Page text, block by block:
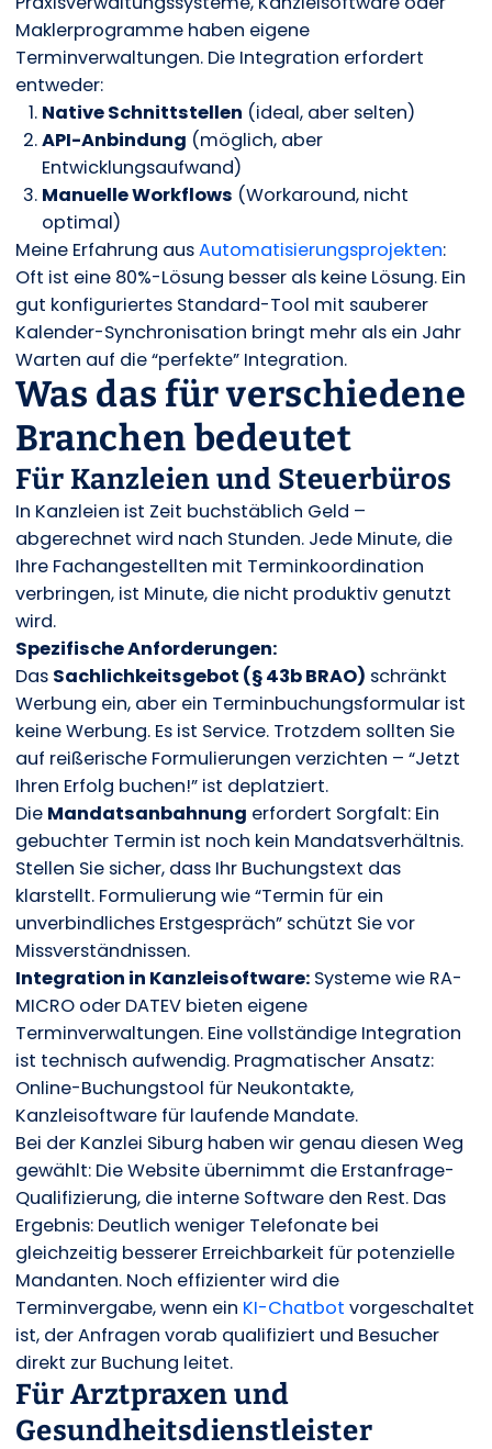
Maklerprogramme haben eigene
Terminverwaltungen. Die Integration erfordert
entweder:
Native Schnittstellen (ideal, aber selten)
API-Anbindung (möglich, aber
Entwicklungsaufwand)
Manuelle Workflows (Workaround, nicht
optimal)
Meine Erfahrung ausAutomatisierungsprojekten:
Oft ist eine 80%-Lösung besser als keine Lösung. Ein
gut konfiguriertes Standard-Tool mit sauberer
Kalender-Synchronisation bringt mehr als ein Jahr
Warten auf die “perfekte” Integration.
Was das für verschiedene
Branchen bedeutet
Für Kanzleien und Steuerbüros
In Kanzleien ist Zeit buchstäblich Geld –
abgerechnet wird nach Stunden. Jede Minute, die
Ihre Fachangestellten mit Terminkoordination
verbringen, ist Minute, die nicht produktiv genutzt
wird.
Spezifische Anforderungen:
Das Sachlichkeitsgebot (§ 43b BRAO) schränkt
Werbung ein, aber ein Terminbuchungsformular ist
keine Werbung. Es ist Service. Trotzdem sollten Sie
auf reißerische Formulierungen verzichten – “Jetzt
Ihren Erfolg buchen!” ist deplatziert.
Die Mandatsanbahnung erfordert Sorgfalt: Ein
gebuchter Termin ist noch kein Mandatsverhältnis.
Stellen Sie sicher, dass Ihr Buchungstext das
klarstellt. Formulierung wie “Termin für ein
unverbindliches Erstgespräch” schützt Sie vor
Missverständnissen.
Integration in Kanzleisoftware:Systeme wie RA-
MICRO oder DATEV bieten eigene
Terminverwaltungen. Eine vollständige Integration
ist technisch aufwendig. Pragmatischer Ansatz:
Online-Buchungstool für Neukontakte,
Kanzleisoftware für laufende Mandate.
Bei der Kanzlei Siburg haben wir genau diesen Weg
gewählt: Die Website übernimmt die Erstanfrage-
Qualifizierung, die interne Software den Rest. Das
Ergebnis: Deutlich weniger Telefonate bei
gleichzeitig besserer Erreichbarkeit für potenzielle
Mandanten. Noch effizienter wird die
Terminvergabe, wenn ein KI-Chatbot vorgeschaltet
ist, der Anfragen vorab qualifiziert und Besucher
direkt zur Buchung leitet.
Für Arztpraxen und
Gesundheitsdienstleister